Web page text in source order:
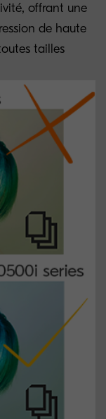
offrant une
de haute
tailles